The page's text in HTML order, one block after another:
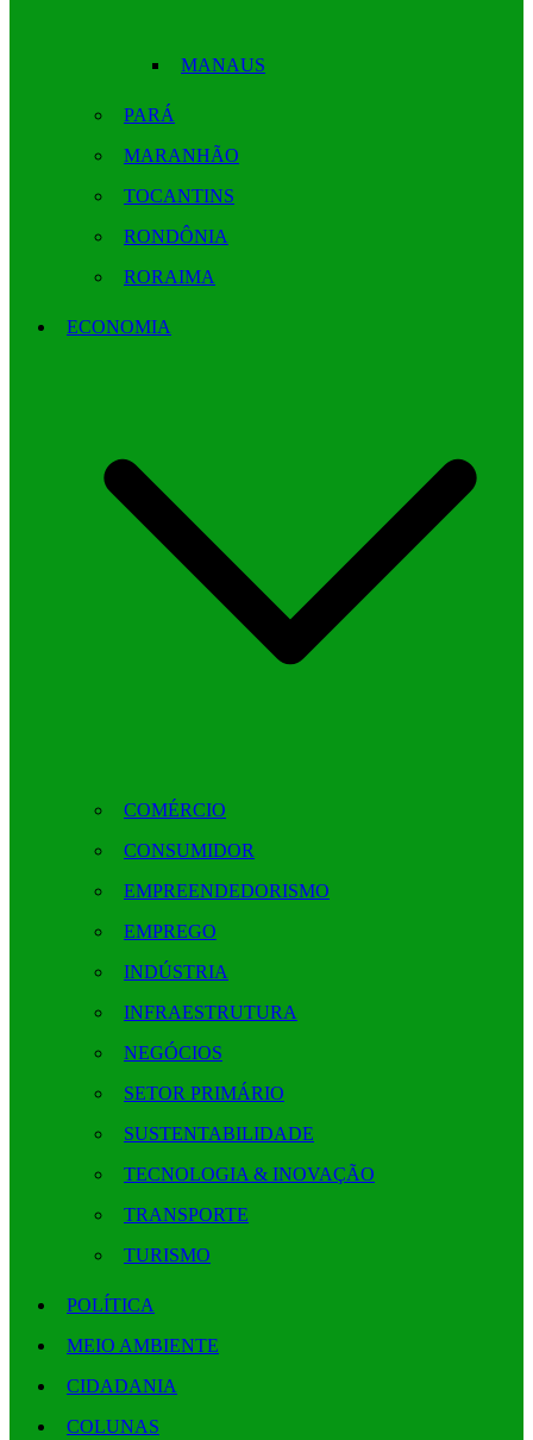
MANAUS
PARÁ
MARANHÃO
TOCANTINS
RONDÔNIA
RORAIMA
ECONOMIA
COMÉRCIO
CONSUMIDOR
EMPREENDEDORISMO
EMPREGO
INDÚSTRIA
INFRAESTRUTURA
NEGÓCIOS
SETOR PRIMÁRIO
SUSTENTABILIDADE
TECNOLOGIA & INOVAÇÃO
TRANSPORTE
TURISMO
POLÍTICA
MEIO AMBIENTE
CIDADANIA
COLUNAS